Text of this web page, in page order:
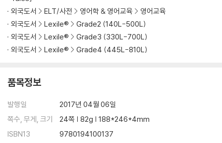
외국도서
ELT/사전 영어학 & 영어교육
영어교육
외국도서
Lexile®
Grade2 (140L-500L)
외국도서
Lexile®
Grade3 (330L-700L)
외국도서
Lexile® Grade4 (445L-810L)
품목정보
발행일
2017년 04월 06일
쪽수, 무게, 크기
24쪽 | 82g | 188*246*4mm
ISBN13
9780194100137